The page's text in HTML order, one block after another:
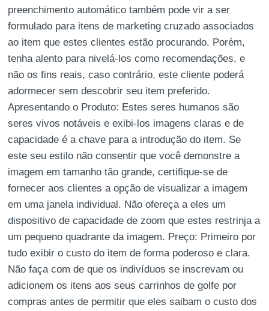
preenchimento automático também pode vir a ser
formulado para itens de marketing cruzado associados
ao item que estes clientes estão procurando. Porém,
tenha alento para nivelá-los como recomendações, e
não os fins reais, caso contrário, este cliente poderá
adormecer sem descobrir seu item preferido.
Apresentando o Produto: Estes seres humanos são
seres vivos notáveis e exibi-los imagens claras e de
capacidade é a chave para a introdução do item. Se
este seu estilo não consentir que você demonstre a
imagem em tamanho tão grande, certifique-se de
fornecer aos clientes a opção de visualizar a imagem
em uma janela individual. Não ofereça a eles um
dispositivo de capacidade de zoom que estes restrinja a
um pequeno quadrante da imagem. Preço: Primeiro por
tudo exibir o custo do item de forma poderoso e clara.
Não faça com de que os indivíduos se inscrevam ou
adicionem os itens aos seus carrinhos de golfe por
compras antes de permitir que eles saibam o custo dos